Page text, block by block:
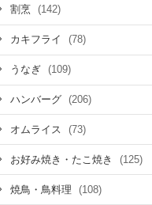
割烹 (142)
カキフライ (78)
うなぎ (109)
ハンバーグ (206)
オムライス (73)
お好み焼き・たこ焼き (125)
焼鳥・鳥料理 (108)